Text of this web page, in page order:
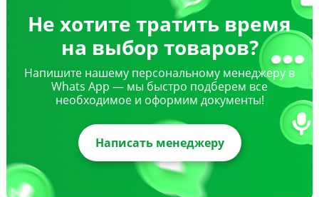
Не хотите тратить время
на выбор товаров?
Напишите нашему персональному менеджеру в
Whats App — мы быстро подберем все
необходимое и оформим документы!
Написать менеджеру